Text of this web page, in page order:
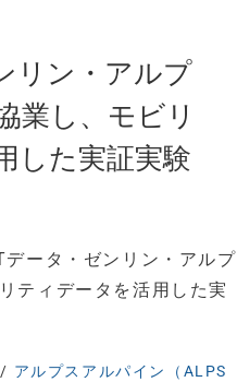
リン・アルプ
業し、モビリ
した実証実験
データ・ゼンリン・アルプ
ティデータを活用した実
/ アルプスアルパイン（ALPS